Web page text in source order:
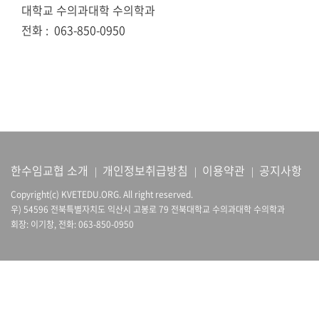
대학교 수의과대학 수의학과
전화 : 063-850-0950
한수임교협 소개 | 개인정보취급방침 | 이용약관 | 공지사항
Copyright(c) KVETEDU.ORG. All right reserved.
우) 54596 전북특별자치도 익산시 고봉로 79 전북대학교 수의과대학 수의학과
회장: 이기창, 전화: 063-850-0950